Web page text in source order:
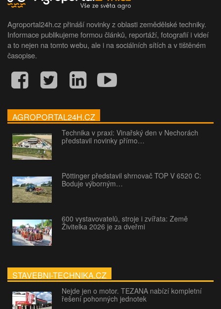
Agroportal24h.cz přináší novinky z oblasti zemědělské techniky.
Informace publikujeme formou článků, reportáží, fotografií i videí
a to nejen na tomto webu, ale i na sociálních sítích a v tištěném
časopise.
AGROPORTAL24H.CZ
Technika v praxi: Vinařský den v Nechorách
představil novinky přímo…
Pöttinger představil shrnovač TOP V 6520 C:
Boduje výborným…
600 vystavovatelů, stroje i zvířata: Země
Živitelka 2026 je za dveřmi
STAVEBNI-TECHNIKA.CZ
Nejde jen o motor. TEZANA nabízí kompletní
řešení pohonných jednotek